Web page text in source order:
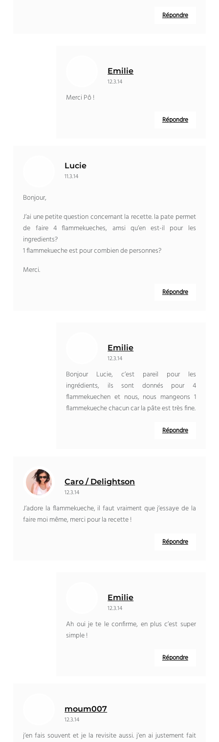
Répondre
Emilie
12.3.14
Merci Pô !
Répondre
Lucie
11.3.14
Bonjour,
J’ai une petite question concernant la recette. la pate permet
de faire 4 flammekueches, amsi qu’en est-il pour les
ingredients?
1 flammekueche est pour combien de personnes?
Merci.
Répondre
Emilie
12.3.14
Bonjour Lucie, c’est pareil pour les
ingrédients, ils sont donnés pour 4
flammekuechen et nous, nous mangeons 1
flammekueche chacun car la pâte est très fine.
Répondre
Caro / Delightson
12.3.14
J’adore la flammekueche, il faut vraiment que j’essaye de la
faire moi même, merci pour la recette !
Répondre
Emilie
12.3.14
Ah oui je te le confirme, en plus c’est super
simple !
Répondre
moum007
12.3.14
j’en fais souvent et je la revisite aussi. j’en ai justement fait